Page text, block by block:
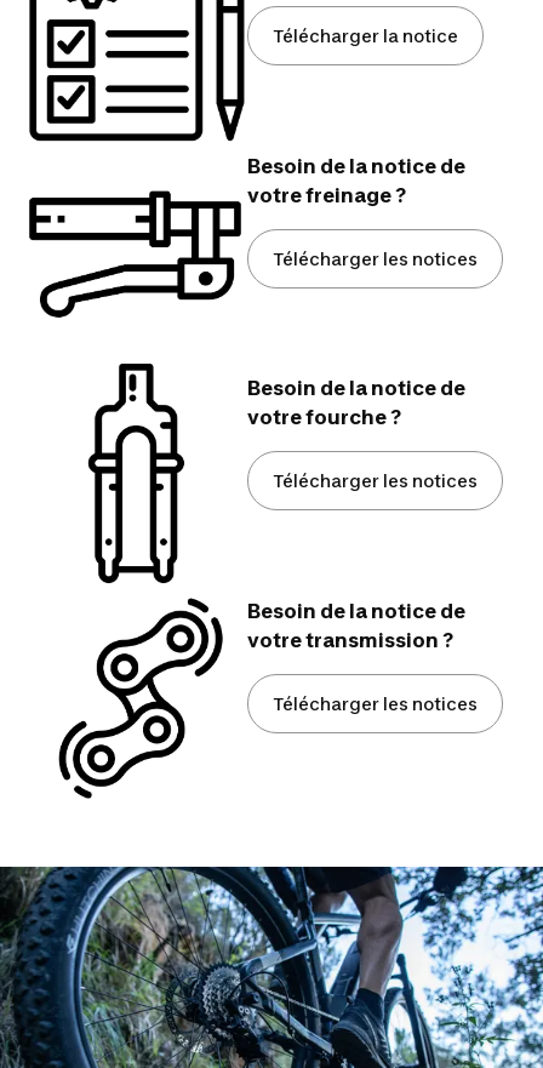
Télécharger la notice
Besoin de la notice de
votre freinage ?
Télécharger les notices
Besoin de la notice de
votre fourche ?
Télécharger les notices
Besoin de la notice de
votre transmission ?
Télécharger les notices